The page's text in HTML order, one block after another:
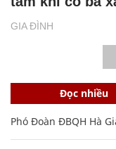
GIA ĐÌNH
Đọc nhiều
Phó Đoàn ĐBQH Hà